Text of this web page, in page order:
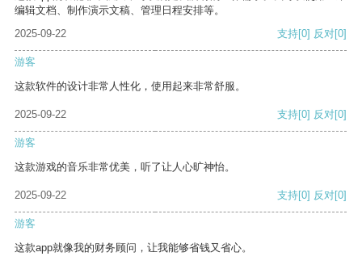
编辑文档、制作演示文稿、管理日程安排等。
2025-09-22
支持[0] 反对[0]
游客
这款软件的设计非常人性化，使用起来非常舒服。
2025-09-22 支持[0] 反对[0]
游客
这款游戏的音乐非常优美，听了让人心旷神怡。
2025-09-22 支持[0] 反对[0]
游客
这款app就像我的财务顾问，让我能够省钱又省心。